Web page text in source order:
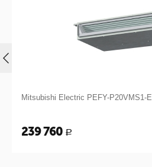
Mitsubishi Electric PEFY-P20VMS1-E
239 760 Р